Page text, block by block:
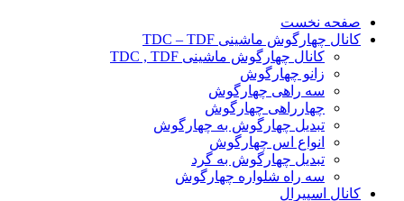
صفحه نخست
کانال چهارگوش ماشینی TDC – TDF
کانال چهارگوش ماشینی TDC , TDF
زانو چهارگوش
سه راهی چهارگوش
چهارراهی چهارگوش
تبدیل چهارگوش به چهارگوش
انواع اس چهارگوش
تبدیل چهارگوش به گرد
سه راه شلواره چهارگوش
کانال اسپیرال